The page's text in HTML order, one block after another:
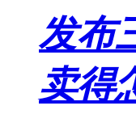
发布
卖得